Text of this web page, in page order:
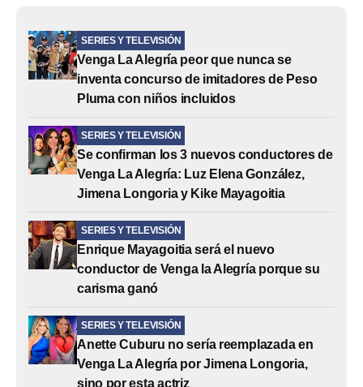
SERIES Y TELEVISIÓN
Venga La Alegría peor que nunca se
inventa concurso de imitadores de Peso
Pluma con niños incluidos
SERIES Y TELEVISIÓN
Se confirman los 3 nuevos conductores de
Venga La Alegría: Luz Elena González,
Jimena Longoria y Kike Mayagoitia
SERIES Y TELEVISIÓN
Enrique Mayagoitia será el nuevo
conductor de Venga la Alegría porque su
carisma ganó
SERIES Y TELEVISIÓN
Anette Cuburu no sería reemplazada en
Venga La Alegría por Jimena Longoria,
sino por esta actriz